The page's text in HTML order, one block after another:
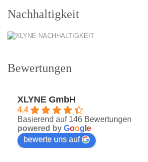
Nachhaltigkeit
Bewertungen
XLYNE GmbH
4.4
Basierend auf 146 Bewertungen
powered by Goog e
bewerte uns auf